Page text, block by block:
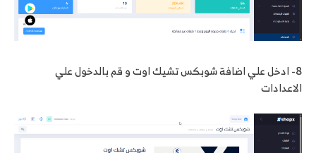
8- ادخل علي اضافة شوبكس تشيك اوت و قم بالدخول علي
الاعدادات